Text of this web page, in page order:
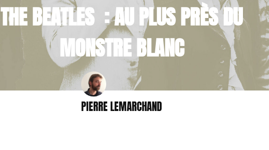
THE BEATLES : AU PLUS PRÈS DU
MONSTRE BLANC
PIERRE LEMARCHAND